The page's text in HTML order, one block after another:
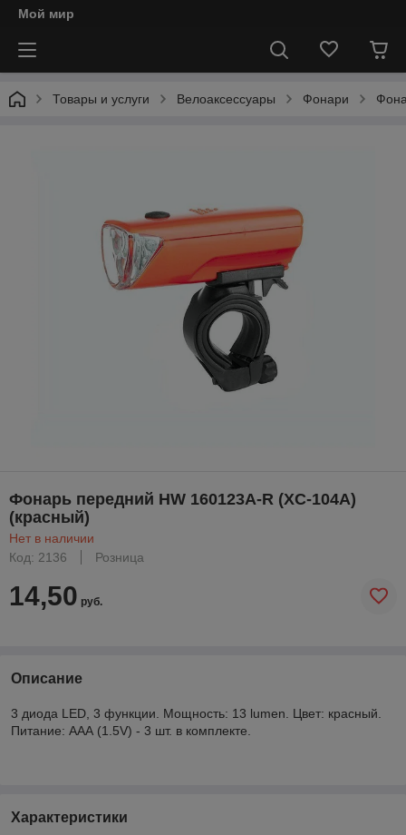
Мой мир
Товары и услуги Велоаксессуары Фонари
Фонарь передний HW 160123A-R (XC-104A)
(красный)
Нет в наличии
Код: 2136
Розница
14,50 руб.
Описание
3 диода LED, 3 функции. Мощность: 13 lumen. Цвет: красный.
Питание: ААА (1.5V) - 3 шт. в комплекте.
Характеристики